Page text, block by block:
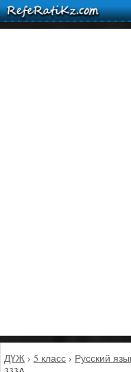
ДҮЖ › 5 класс › Русский